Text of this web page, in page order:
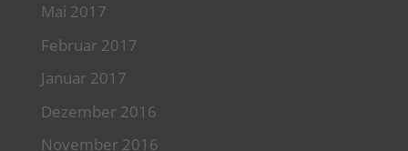
Mai 2017
Februar 2017
Januar 2017
Dezember 2016
November 2016